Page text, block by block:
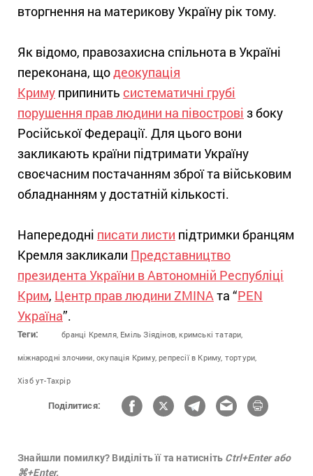
вторгнення на материкову Україну рік тому.
Як відомо, правозахисна спільнота в Україні
переконана, щодеокупація
Криму припинить систематичні грубі
порушення прав людини на півострові з боку
Російської Федерації. Для цього вони
закликають країни підтримати Україну
своєчасним постачанням зброї та військовим
обладнанням у достатній кількості.
Напередодні писати листи підтримки бранцям
Кремля закликали Представництво
президента України в Автономній Республіці
Крим, Центр прав людини ZMINAта “PEN
Україна”.
Теги: бранці Кремля, Еміль Зіядінов, кримські татари,
міжнародні злочини, окупація Криму, репресії в Криму, тортури,
Хізб ут-Тахрір
Поділитися:
Знайшли помилку? Виділіть її та натисніть Ctrl+Enter або
⌘+Enter.